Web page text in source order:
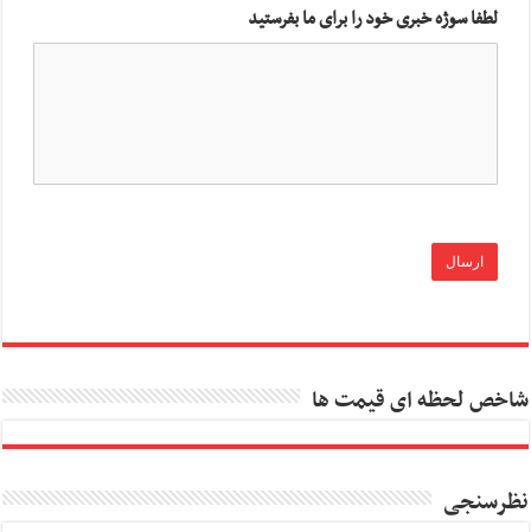
لطفا سوژه خبری خود را برای ما بفرستید
شاخص لحظه ای قیمت ها
نظرسنجی